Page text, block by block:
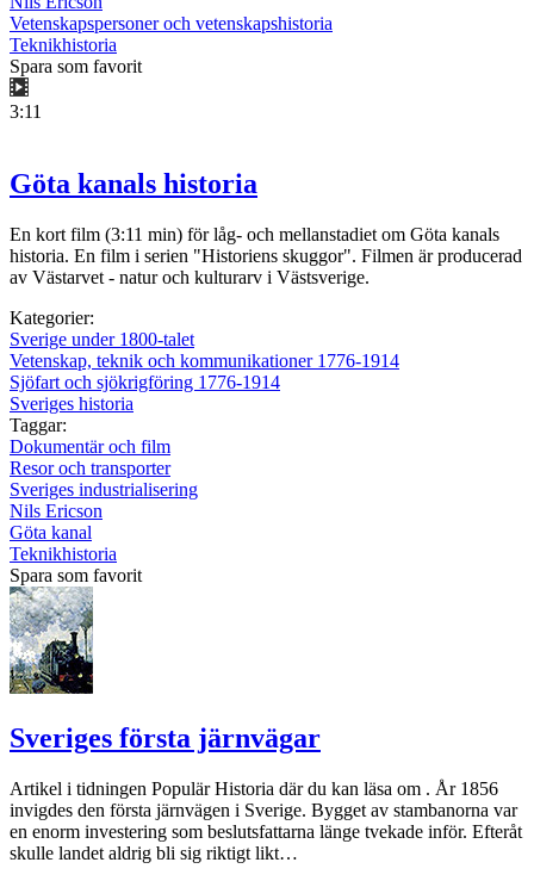
Vetenskapspersoner och vetenskapshistoria
Teknikhistoria
Spara som favorit
3:11
Göta kanals historia
En kort film (3:11 min) för låg- och mellanstadiet om Göta kanals
historia. En film i serien "Historiens skuggor". Filmen är producerad
av Västarvet - natur och kulturarv i Västsverige.
Kategorier:
Sverige under 1800-talet
Vetenskap, teknik och kommunikationer 1776-1914
Sjöfart och sjökrigföring 1776-1914
Sveriges historia
Taggar:
Dokumentär och film
Resor och transporter
Sveriges industrialisering
Nils Ericson
Göta kanal
Teknikhistoria
Spara som favorit
Sveriges första järnvägar
Artikel i tidningen Populär Historia där du kan läsa om . År 1856
invigdes den första järnvägen i Sverige. Bygget av stambanorna var
en enorm investering som beslutsfattarna länge tvekade inför. Efteråt
skulle landet aldrig bli sig riktigt likt…